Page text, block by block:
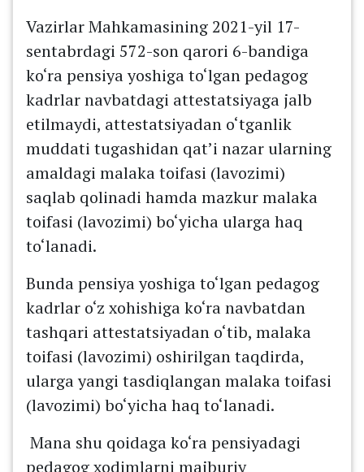
Vazirlar Mahkamasining 2021-yil 17-
sentabrdagi 572-son qarori 6-bandiga
ko‘ra pensiya yoshiga to‘lgan pedagog
kadrlar navbatdagi attestatsiyaga jalb
etilmaydi, attestatsiyadan o‘tganlik
muddati tugashidan qat’i nazar ularning
amaldagi malaka toifasi (lavozimi)
saqlab qolinadi hamda mazkur malaka
toifasi (lavozimi) bo‘yicha ularga haq
to‘lanadi.
Bunda pensiya yoshiga to‘lgan pedagog
kadrlar o‘z xohishiga ko‘ra navbatdan
tashqari attestatsiyadan o‘tib, malaka
toifasi (lavozimi) oshirilgan taqdirda,
ularga yangi tasdiqlangan malaka toifasi
(lavozimi) bo‘yicha haq to‘lanadi.
Mana shu qoidaga ko‘ra pensiyadagi
pedagog xodimlarni majburiy